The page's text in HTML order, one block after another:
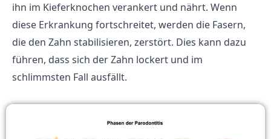
ihn im Kieferknochen verankert und nährt. Wenn
diese Erkrankung fortschreitet, werden die Fasern,
die den Zahn stabilisieren, zerstört. Dies kann dazu
führen, dass sich der Zahn lockert und im
schlimmsten Fall ausfällt.